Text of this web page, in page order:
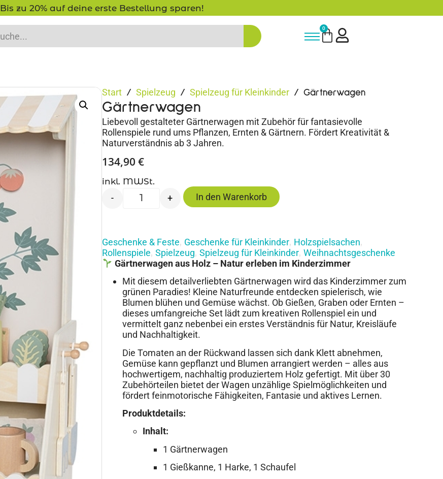
Bis zu 20% auf deine erste Bestellung sparen!
0
Start / Spielzeug / Spielzeug für Kleinkinder / Gärtnerwagen
Gärtnerwagen
Liebevoll gestalteter Gärtnerwagen mit Zubehör für fantasievolle
Rollenspiele rund ums Pflanzen, Ernten & Gärtnern. Fördert Kreativität &
Naturverständnis ab 3 Jahren.
134,90 €
inkl. MWSt.
- + In den Warenkorb
Geschenke & Feste, Geschenke für Kleinkinder, Holzspielsachen,
Rollenspiele, Spielzeug, Spielzeug für Kleinkinder, Weihnachtsgeschenke
Gärtnerwagen aus Holz – Natur erleben im Kinderzimmer
Mit diesem detailverliebten Gärtnerwagen wird das Kinderzimmer zum
grünen Paradies! Kleine Naturfreunde entdecken spielerisch, wie
Blumen blühen und Gemüse wächst. Ob Gießen, Graben oder Ernten –
dieses umfangreiche Set lädt zum kreativen Rollenspiel ein und
vermittelt ganz nebenbei ein erstes Verständnis für Natur, Kreisläufe
und Nachhaltigkeit.
Die Tomaten an der Rückwand lassen sich dank Klett abnehmen,
Gemüse kann gepflanzt und Blumen arrangiert werden – alles aus
hochwertigem, nachhaltig produziertem Holz gefertigt. Mit über 30
Zubehörteilen bietet der Wagen unzählige Spielmöglichkeiten und
fördert feinmotorische Fähigkeiten, Fantasie und aktives Lernen.
Produktdetails:
Inhalt:
1 Gärtnerwagen
1 Gießkanne, 1 Harke, 1 Schaufel